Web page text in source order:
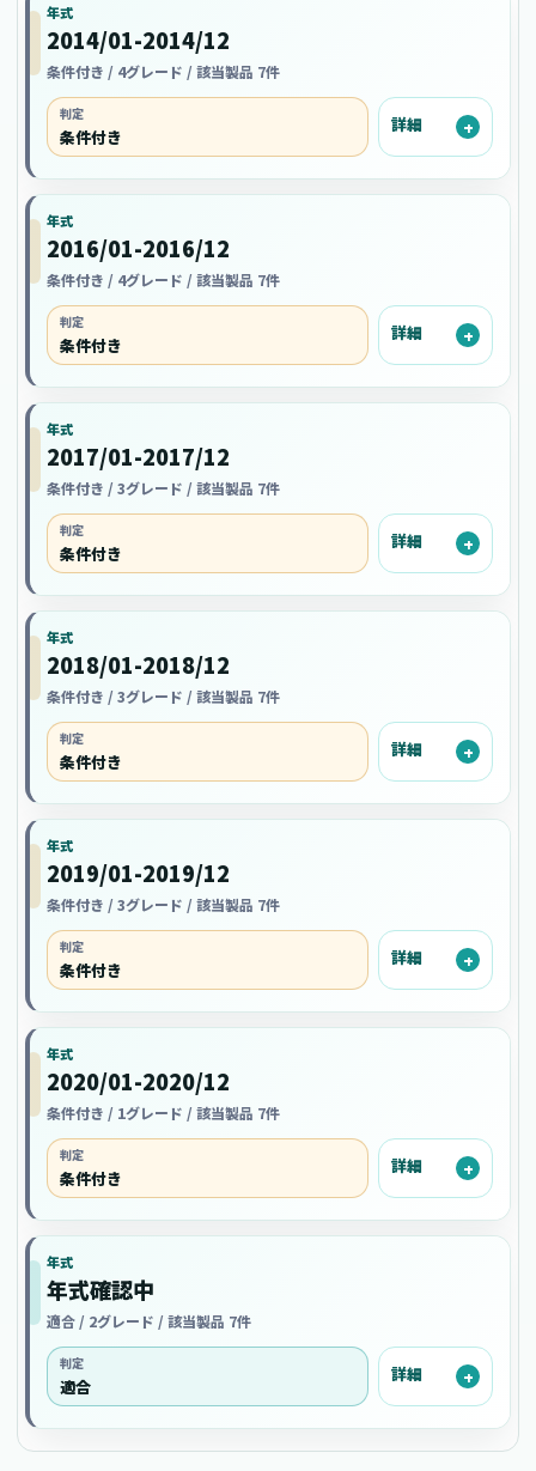
年式
2014/01-2014/12
条件付き / 4グレード / 該当製品 7件
判定
条件付き
詳細
年式
2016/01-2016/12
条件付き / 4グレード / 該当製品 7件
判定
条件付き
詳細
年式
2017/01-2017/12
条件付き / 3グレード / 該当製品 7件
判定
条件付き
詳細
年式
2018/01-2018/12
条件付き / 3グレード / 該当製品 7件
判定
条件付き
詳細
年式
2019/01-2019/12
条件付き / 3グレード / 該当製品 7件
判定
条件付き
詳細
年式
2020/01-2020/12
条件付き / 1グレード / 該当製品 7件
判定
条件付き
詳細
年式
年式確認中
適合 / 2グレード / 該当製品 7件
判定
適合
詳細